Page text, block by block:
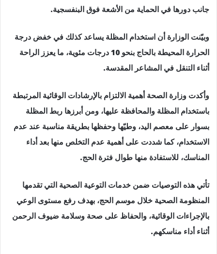
جانب دورها في الحماية من الأشعة فوق البنفسجية.
وبيّنت الوزارة أن استخدام المظلة يساعد كذلك في خفض درجة
الحرارة المحيطة بالحاج بنحو 10 درجات مئوية، ما يعزز الراحة
أثناء التنقل في المشاعر المقدسة.
وأكدت وزارة الصحة أهمية الالتزام بالإرشادات الوقائية المرتبطة
باستخدام المظلة والمحافظة عليها، ومن أبرزها ربط المظلة
بسوار على معصم اليد، وطيّها وحفظها بطريقة مناسبة عند عدم
الاستخدام، كما شددت على أهمية عدم التخلص منها بعد أداء
المناسك، للاستفادة منها طوال فترة الحج.
تأتي هذه التوصيات ضمن خدمات التوعية الصحية التي تقدمها
المنظومة الصحية خلال موسم الحج، بهدف رفع مستوى الوعي
بالإجراءات الوقائية، والحفاظ على صحة وسلامة ضيوف الرحمن
أثناء أداء مناسكهم.